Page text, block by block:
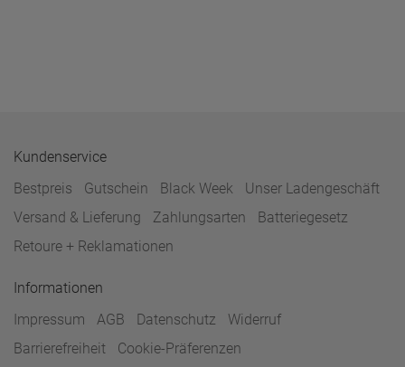
Kundenservice
Bestpreis
Gutschein Black Week
Unser Ladengeschäft
Versand & Lieferung
Zahlungsarten
Batteriegesetz
Retoure + Reklamationen
Informationen
Impressum
AGB Datenschutz
Widerruf
Barrierefreiheit
Cookie-Präferenzen